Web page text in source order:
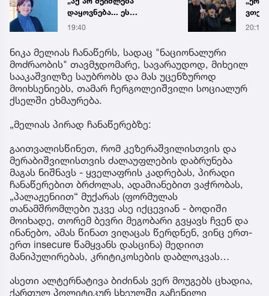
დაყოვნება... ეს
დაავადება ყალიბდება 72
საგანგებო გაფრთხილება
19:40 20:19
ნიკა მელიას ჩანაწერს, სადაც "ნაციონალური
მოძრაობის" თავმჯდომარე, სავარაუდოდ, მიხეილ
სააკაშვილზე საუბრობს და მას უცენზუროდ
მოიხსენიებს, თამარ ჩერგოლეიშვილი სოციალურ
ქსელში ეხმაურება.
„მელიას პირად ჩანაწერებზე:
გაითვალისწინეთ, რომ კეზერაშვილისთვის და
მერაბიშვილისთვის ძალაუფლების დაბრუნება
მაგას ნიშნავს - ყველაფრის კადრებას, პირადი
ჩანაწერებით ბრძოლას, ადამიანებით ვაჭრობას,
„პალაჟენიით“ მუქარას (ფორმულას
თანამშრომლები უკვე ასე იქცევიან - ბოდიში
მოიხადე, თორემ ბევრი მეგობარი გვყავს ჩვენ და
ინანებო, ამას წინათ ვიღაცას წერდნენ, ვინც ერთ-
ერთ insecure წამყვანს დასცინა) მედიით
მანიპულირებას, კრიტიკოსების დაბლოკვას…
ასეთი ალტერნატივა ბიძინას ვერ მოუგებს ცხადია,
ქართულ პოლიტიკურ სხეულში გაჩენილი